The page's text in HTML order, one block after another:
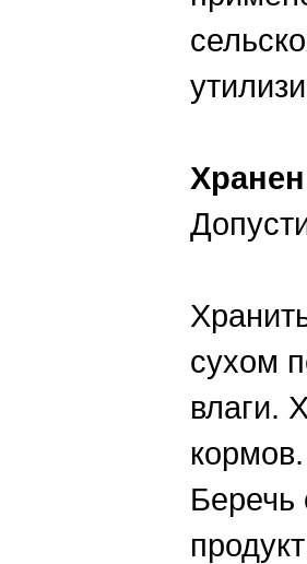
сухом
влаги.
кормов.
Беречь